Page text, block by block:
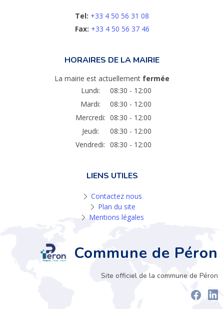
Tel: +33 4 50 56 31 08
Fax: +33 4 50 56 37 46
HORAIRES DE LA MAIRIE
La mairie est actuellement fermée
Lundi:
08:30 - 12:00
Mardi:
08:30 - 12:00
Mercredi: 08:30 - 12:00
Jeudi:
08:30 - 12:00
Vendredi: 08:30 - 12:00
LIENS UTILES
Contactez nous
Plan du site
Mentions légales
Commune de Péron
Site officiel de la commune de Péron